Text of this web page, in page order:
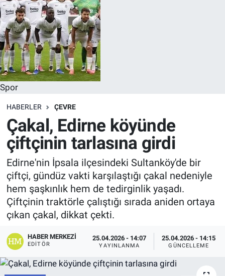
Spor
HABERLER ÇEVRE
Çakal, Edirne köyünde
çiftçinin tarlasına girdi
Edirne'nin İpsala ilçesindeki Sultanköy'de bir
çiftçi, gündüz vakti karşılaştığı çakal nedeniyle
hem şaşkınlık hem de tedirginlik yaşadı.
Çiftçinin traktörle çalıştığı sırada aniden ortaya
çıkan çakal, dikkat çekti.
HABER MERKEZI
EDITÖR
25.04.2026 - 14:07
YAYINLANMA
25.04.2026 - 14:15
GÜNCELLEME